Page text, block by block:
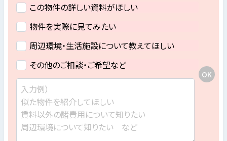
この物件の詳しい資料がほしい
物件を実際に見てみたい
周辺環境・生活施設について教えてほしい
その他のご相談・ご希望など